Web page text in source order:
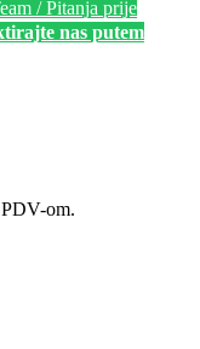
/ Pitanja prije
nas putem
om.